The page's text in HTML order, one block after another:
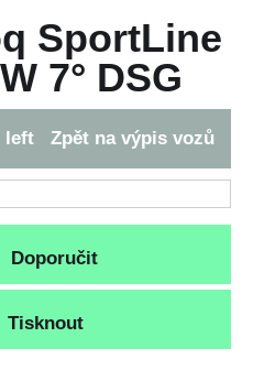
SportLine
7° DSG
left Zpět na výpis vozů
Doporučit
Tisknout